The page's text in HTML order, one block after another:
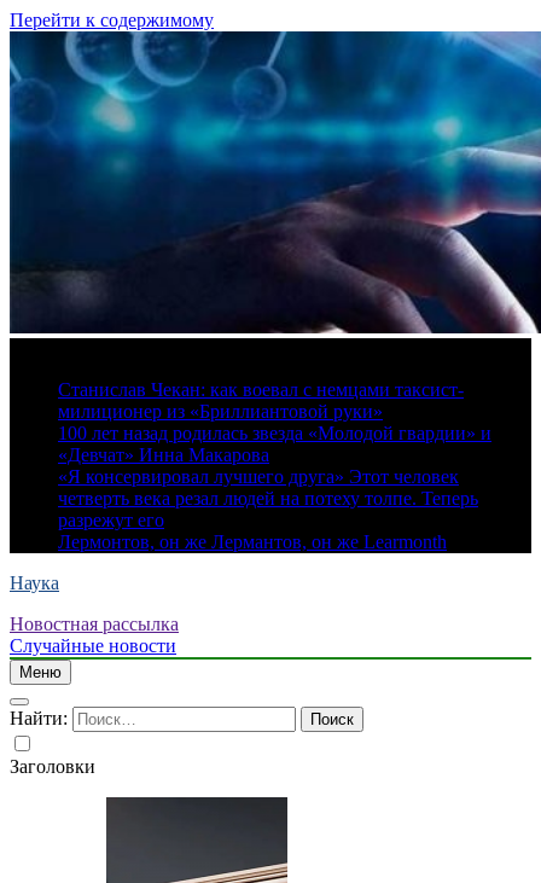
Перейти к содержимому
Станислав Чекан: как воевал с немцами таксист-
милиционер из «Бриллиантовой руки»
100 лет назад родилась звезда «Молодой гвардии» и
«Девчат» Инна Макарова
«Я консервировал лучшего друга» Этот человек
четверть века резал людей на потеху толпе. Теперь
разрежут его
Лермонтов, он же Лермантов, он же Learmonth
Наука
Новостная рассылка
Случайные новости
Меню
Найти:
Заголовки